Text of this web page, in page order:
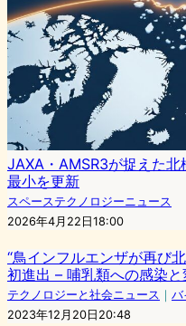
JAXA・AMSR3が捉えた
最小を更新
スペーステクノロジーニュース
2026年4月22日18:00
“鳥インフルエンザが再び
初進出 – 哺乳類への感染と
テクノロジーと社会ニュース ｜ バ
2023年12月20日20:48